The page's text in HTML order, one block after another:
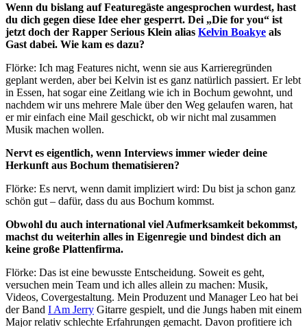
Wenn du bislang auf Featuregäste angesprochen wurdest, hast
du dich gegen diese Idee eher gesperrt. Dei „Die for you“ ist
jetzt doch der Rapper Serious Klein alias Kelvin Boakye als
Gast dabei. Wie kam es dazu?
Flörke: Ich mag Features nicht, wenn sie aus Karrieregründen
geplant werden, aber bei Kelvin ist es ganz natürlich passiert. Er lebt
in Essen, hat sogar eine Zeitlang wie ich in Bochum gewohnt, und
nachdem wir uns mehrere Male über den Weg gelaufen waren, hat
er mir einfach eine Mail geschickt, ob wir nicht mal zusammen
Musik machen wollen.
Nervt es eigentlich, wenn Interviews immer wieder deine
Herkunft aus Bochum thematisieren?
Flörke: Es nervt, wenn damit impliziert wird: Du bist ja schon ganz
schön gut – dafür, dass du aus Bochum kommst.
Obwohl du auch international viel Aufmerksamkeit bekommst,
machst du weiterhin alles in Eigenregie und bindest dich an
keine große Plattenfirma.
Flörke: Das ist eine bewusste Entscheidung. Soweit es geht,
versuchen mein Team und ich alles allein zu machen: Musik,
Videos, Covergestaltung. Mein Produzent und Manager Leo hat bei
der Band I Am Jerry Gitarre gespielt, und die Jungs haben mit einem
Major relativ schlechte Erfahrungen gemacht. Davon profitiere ich